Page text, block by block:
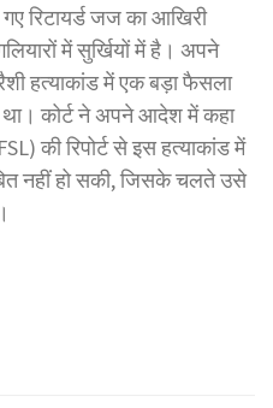
रिटायर्ड जज का आखिरी
में सुर्खियों में है। अपने
हत्याकांड में एक बड़ा फैसला
था। कोर्ट ने अपने आदेश में कहा
की रिपोर्ट से इस हत्याकांड में
नहीं हो सकी, जिसके चलते उसे